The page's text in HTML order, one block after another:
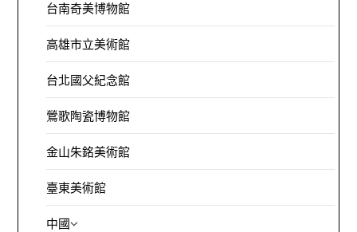
台南奇美博物館
高雄市立美術館
台北國父紀念館
鶯歌陶瓷博物館
金山朱銘美術館
臺東美術館
中國